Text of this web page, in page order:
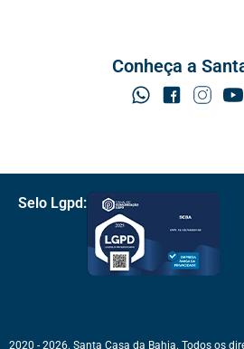
Conheça a
Selo Lgpd:
2020 - 2026. Santa Casa da Bahia. Todos os